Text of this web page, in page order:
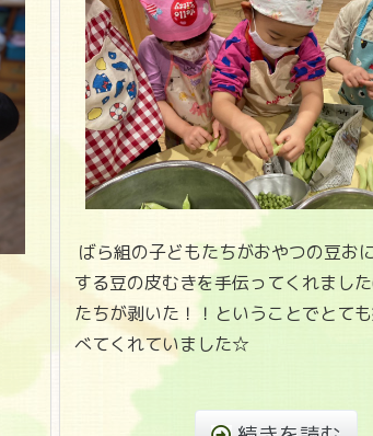
ばら組の子どもたちがおやつの豆お
する豆の皮むきを手伝ってくれました
たちが剥いた！！ということでとて
べてくれていました☆